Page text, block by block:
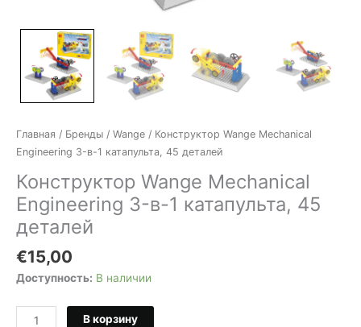
Главная / Бренды / Wange / Конструктор Wange Mechanical
Engineering 3-в-1 катапульта, 45 деталей
Конструктор Wange Mechanical
Engineering 3-в-1 катапульта, 45
деталей
€15,00
Доступность: В наличии
Количество
В корзину